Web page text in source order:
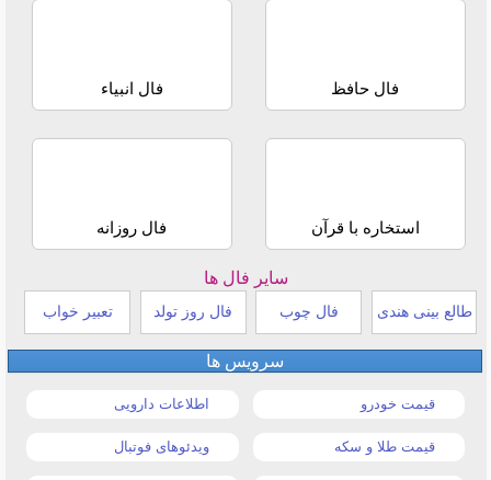
فال حافظ فال انبیاء
استخاره با قرآن فال روزانه
سایر فال ها
طالع بینی هندی فال چوب فال روز تولد تعبیر خواب
سرویس ها
قیمت خودرو اطلاعات دارویی
قیمت طلا و سکه ویدئوهای فوتبال